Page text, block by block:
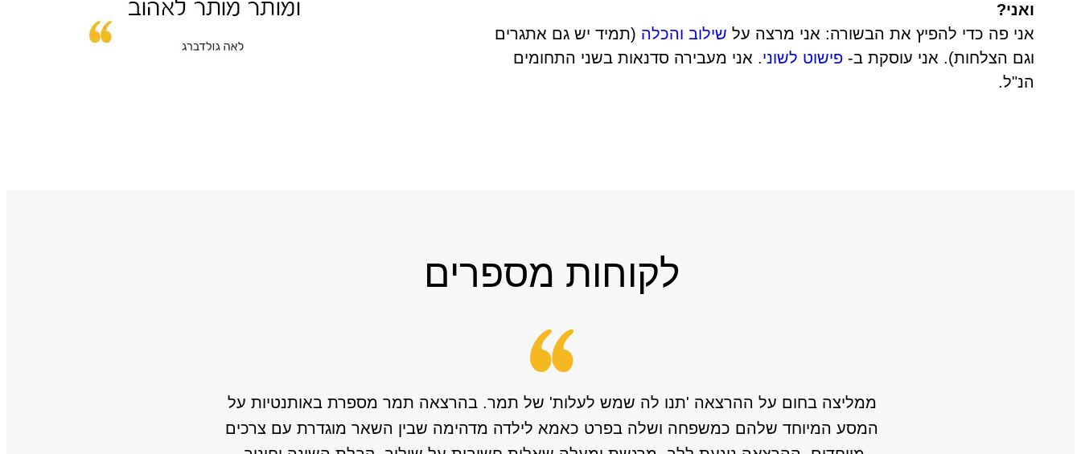
ואני?
אני פה כדי להפיץ את הבשורה: אני מרצה על שילוב והכלה (תמיד יש גם אתגרים
וגם הצלחות). אני עוסקת ב- פישוט לשוני. אני מעבירה סדנאות בשני התחומים
הנ"ל.
לקוחות מספרים
ממליצה בחום על ההרצאה 'תנו לה שמש לעלות' של תמר. בהרצאה תמר מספרת באותנטיות על
המסע המיוחד שלהם כמשפחה ושלה בפרט כאמא לילדה מדהימה שבין השאר מוגדרת עם צרכים